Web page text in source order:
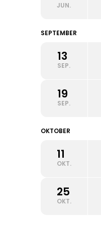
JUN.
SEPTEMBER
13
SEP.
19
SEP.
OKTOBER
11
OKT.
25
OKT.